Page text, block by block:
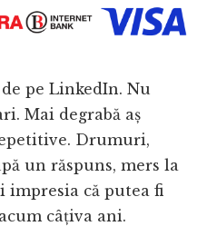
pe LinkedIn. Nu
Mai degrabă aș
Drumuri,
un răspuns, mers la
impresia că putea fi
câțiva ani.